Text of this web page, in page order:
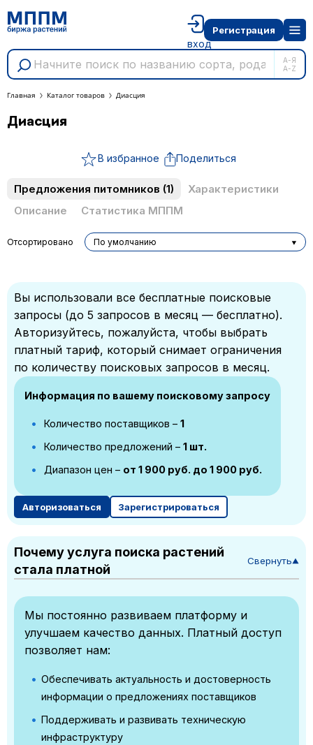
А-Я
A-Z
вход
Регистрация
Главная Каталог товаров Диасция
Диасция
В избранное Поделиться
Предложения питомников (1)
Характеристики
Описание
Статистика МППМ
Отсортировано По умолчанию
Вы использовали все бесплатные поисковые
запросы (до 5 запросов в месяц — бесплатно).
Авторизуйтесь, пожалуйста, чтобы выбрать
платный тариф, который снимает ограничения
по количеству поисковых запросов в месяц.
Информация по вашему поисковому запросу
Количество поставщиков – 1
Количество предложений – 1 шт.
Диапазон цен – от 1 900 руб. до 1 900 руб.
Авторизоваться Зарегистрироваться
Почему услуга поиска растений
стала платной
Свернуть▼
Мы постоянно развиваем платформу и
улучшаем качество данных. Платный доступ
позволяет нам:
Обеспечивать актуальность и достоверность
информации о предложениях поставщиков
Поддерживать и развивать техническую
инфраструктуру